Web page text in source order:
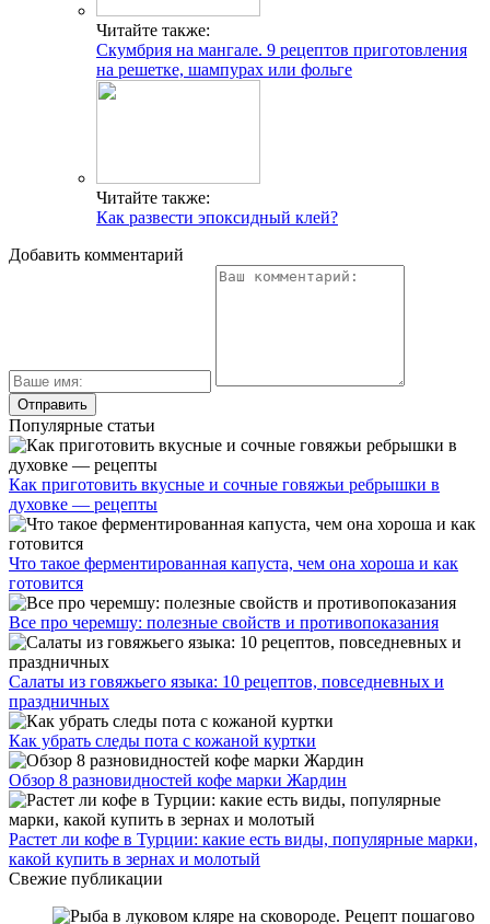
Читайте также:
Скумбрия на мангале. 9 рецептов приготовления
на решетке, шампурах или фольге
Читайте также:
Как развести эпоксидный клей?
Добавить комментарий
Популярные статьи
Как приготовить вкусные и сочные говяжьи ребрышки в
духовке — рецепты
Что такое ферментированная капуста, чем она хороша и как
готовится
Все про черемшу: полезные свойств и противопоказания
Салаты из говяжьего языка: 10 рецептов, повседневных и
праздничных
Как убрать следы пота с кожаной куртки
Обзор 8 разновидностей кофе марки Жардин
Растет ли кофе в Турции: какие есть виды, популярные марки,
какой купить в зернах и молотый
Свежие публикации